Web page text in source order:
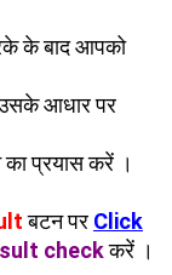
के बाद आपको
आधार पर
का प्रयास करें ।
बटन पर Click
checkकरें ।